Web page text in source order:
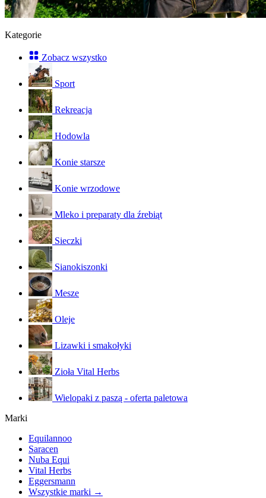
Kategorie
Zobacz wszystko
Sport
Rekreacja
Hodowla
Konie starsze
Konie wrzodowe
Mleko i preparaty dla źrebiąt
Sieczki
Sianokiszonki
Mesze
Oleje
Lizawki i smakołyki
Zioła Vital Herbs
Wielopaki z paszą - oferta paletowa
Marki
Equilannoo
Saracen
Nuba Equi
Vital Herbs
Eggersmann
Wszystkie marki →